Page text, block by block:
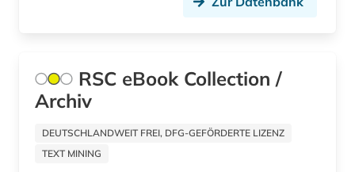
art (2)
artenreichtum (2)
arthur (1)
RSC eBook Collection /
Archiv
DEUTSCHLANDWEIT FREI, DFG-GEFÖRDERTE LIZENZ
TEXT MINING